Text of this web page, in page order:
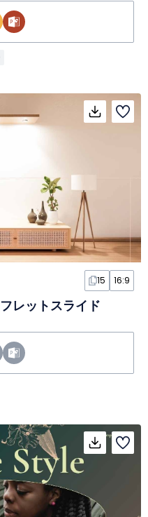
15 16:9
レットスライド